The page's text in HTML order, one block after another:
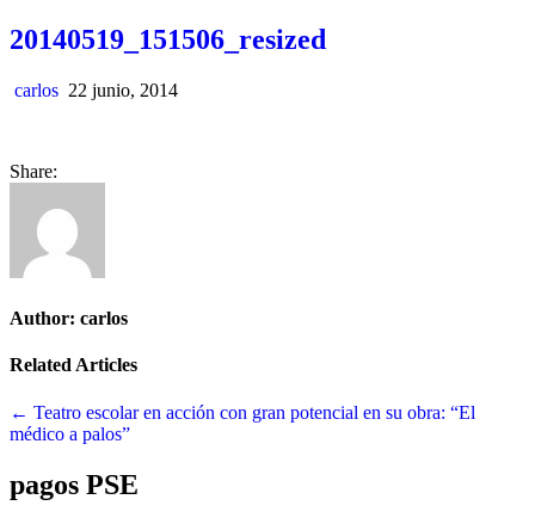
20140519_151506_resized
carlos 22 junio, 2014
Share:
Author: carlos
Related Articles
Navegación
de
entradas
← Teatro escolar en acción con gran potencial en su obra: “El
médico a palos”
pagos PSE